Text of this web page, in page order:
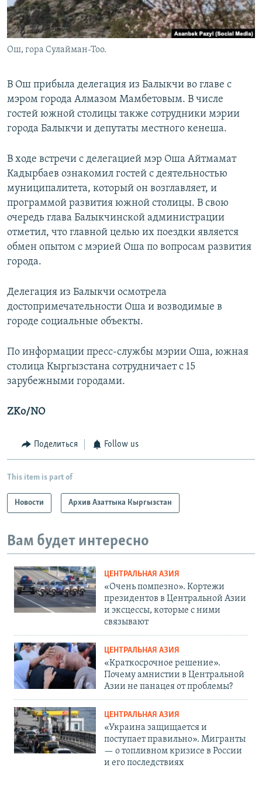
Ош, гора Сулайман-Тоо.
В Ош прибыла делегация из Балыкчи во главе с
мэром города Алмазом Мамбетовым. В числе
гостей южной столицы также сотрудники мэрии
города Балыкчи и депутаты местного кенеша.
В ходе встречи с делегацией мэр Оша Айтмамат
Кадырбаев ознакомил гостей с деятельностью
муниципалитета, который он возглавляет, и
программой развития южной столицы. В свою
очередь глава Балыкчинской администрации
отметил, что главной целью их поездки является
обмен опытом с мэрией Оша по вопросам развития
города.
Делегация из Балыкчи осмотрела
достопримечательности Оша и возводимые в
городе социальные объекты.
По информации пресс-службы мэрии Оша, южная
столица Кыргызстана сотрудничает с 15
зарубежными городами.
ZKo/NO
Поделиться Follow us
This item is part of
Новости Архив Азаттыка Кыргызстан
Вам будет интересно
ЦЕНТРАЛЬНАЯ АЗИЯ
«Очень помпезно». Кортежи
президентов в Центральной Азии
и эксцессы, которые с ними
связывают
ЦЕНТРАЛЬНАЯ АЗИЯ
«Краткосрочное решение».
Почему амнистии в Центральной
Азии не панацея от проблемы?
ЦЕНТРАЛЬНАЯ АЗИЯ
«Украина защищается и
поступает правильно». Мигранты
— о топливном кризисе в России
и его последствиях